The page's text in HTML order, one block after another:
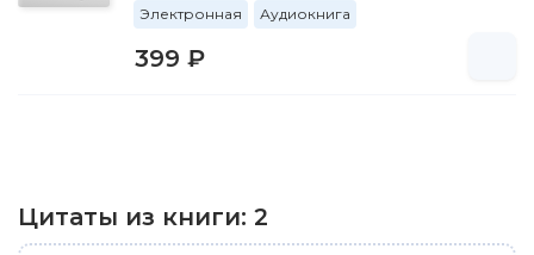
Электронная Аудиокнига
399 ₽
Цитаты из книги: 2